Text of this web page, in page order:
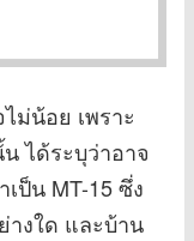
ม่น้อย เพราะ
ได้ระบุว่าอาจ
ป็น MT-15 ซึ่ง
งใด และบ้าน